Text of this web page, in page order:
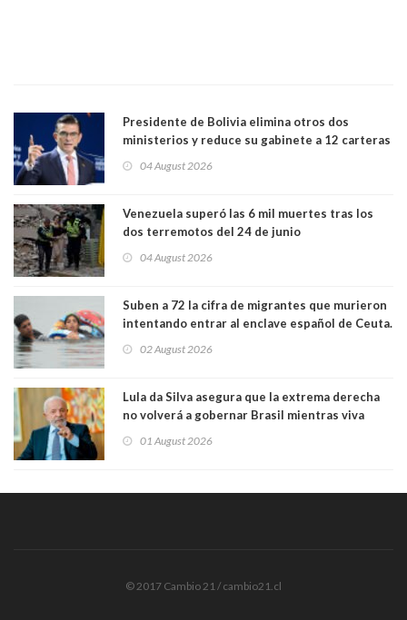
Presidente de Bolivia elimina otros dos
ministerios y reduce su gabinete a 12 carteras
04 August 2026
Venezuela superó las 6 mil muertes tras los
dos terremotos del 24 de junio
04 August 2026
Suben a 72 la cifra de migrantes que murieron
intentando entrar al enclave español de Ceuta.
02 August 2026
Lula da Silva asegura que la extrema derecha
no volverá a gobernar Brasil mientras viva
01 August 2026
© 2017 Cambio 21 / cambio21.cl